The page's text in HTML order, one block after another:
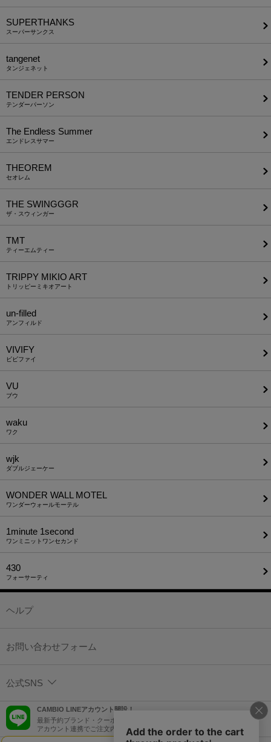
SUPERTHANKS
スーパーサンクス
tangenet
タンジェネット
TENDER PERSON
テンダーパーソン
The Endless Summer
エンドレスサマー
THEOREM
セオレム
THE SWINGGGR
ザ・スウィンガー
TMT
ティーエムティー
TRIPPY MIKIO ART
トリッピーミキオアート
un-filled
アンフィルド
VIVIFY
ビビファイ
VU
ブウ
waku
ワク
wjk
ダブルジェーケー
WONDER WALL MOTEL
ワンダーウォールモーテル
1minute​ 1second
ワンミニットワンセカンド
430
フォーサーティ
ヘルプ
お問い合わせフォーム
公式SNS
CAMBIO LINEアカウント開設！
最新予約ブランド・クーポン情報などを配信！
アカウント連携でご注文内容をLINEでも確認可能！